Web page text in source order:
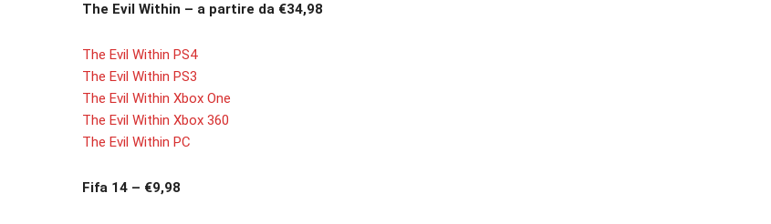
The Evil Within – a partire da €34,98
The Evil Within PS4
The Evil Within PS3
The Evil Within Xbox One
The Evil Within Xbox 360
The Evil Within PC
Fifa 14 – €9,98